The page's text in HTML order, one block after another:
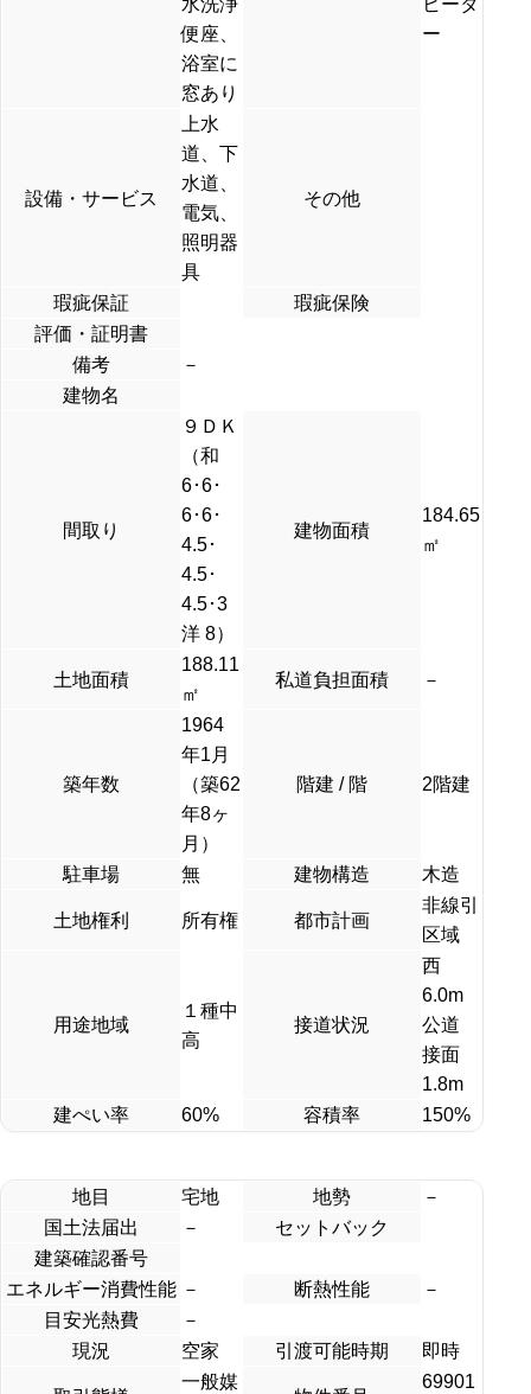
水洗浄
便座、
浴室に
窓あり
ヒータ
ー
設備・サービス
上水
道、下
水道、
電気、
照明器
具
その他
瑕疵保証
瑕疵保険
評価・証明書
備考
－
建物名
間取り
９ＤＫ
（和
6･6･
6･6･
4.5･
4.5･
4.5･3
洋 8）
建物面積
184.65
㎡
土地面積
188.11
㎡
私道負担面積 －
築年数
1964
年1月
（築62
年8ヶ
月）
階建 / 階 2階建
駐車場 無 建物構造 木造
土地権利 所有権 都市計画
非線引
区域
用途地域
１種中
高
接道状況
西
6.0m
公道
接面
1.8m
建ぺい率
60% 容積率 150%
地目 宅地 地勢
－
国土法届出
－
セットバック
建築確認番号
エネルギー消費性能 － 断熱性能
－
目安光熱費
－
現況
空家 引渡可能時期 即時
一般媒
69901